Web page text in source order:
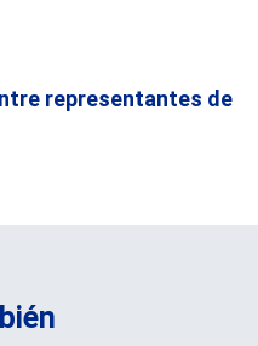
representantes de